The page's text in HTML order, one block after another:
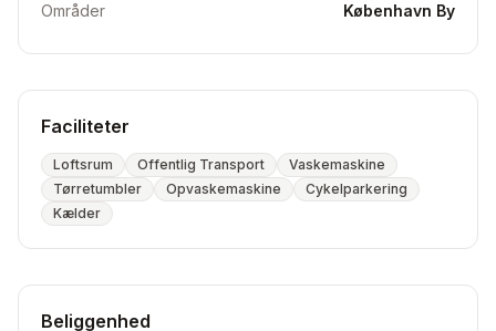
Områder København By
Faciliteter
Loftsrum Offentlig Transport
Vaskemaskine
Tørretumbler
Opvaskemaskine
Cykelparkering
Kælder
Beliggenhed